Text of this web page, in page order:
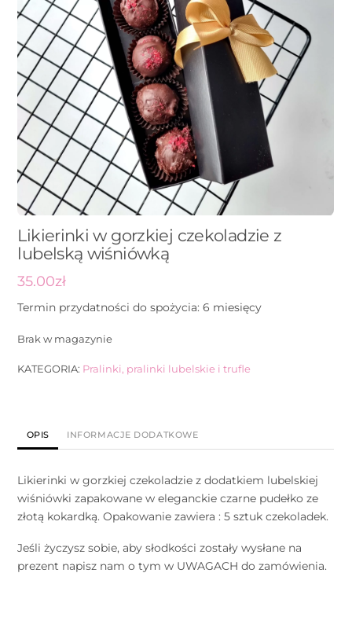
Likierinki w gorzkiej czekoladzie z
lubelską wiśniówką
35.00zł
Termin przydatności do spożycia: 6 miesięcy
Brak w magazynie
KATEGORIA: Pralinki, pralinki lubelskie i trufle
OPIS INFORMACJE DODATKOWE
Likierinki w gorzkiej czekoladzie z dodatkiem lubelskiej
wiśniówki zapakowane w eleganckie czarne pudełko ze
złotą kokardką. Opakowanie zawiera : 5 sztuk czekoladek.
Jeśli życzysz sobie, aby słodkości zostały wysłane na
prezent napisz nam o tym w UWAGACH do zamówienia.